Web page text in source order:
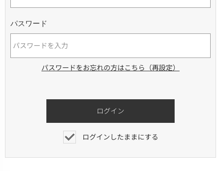
パスワード
パスワードをお忘れの方はこちら（再設定）
ログインしたままにする